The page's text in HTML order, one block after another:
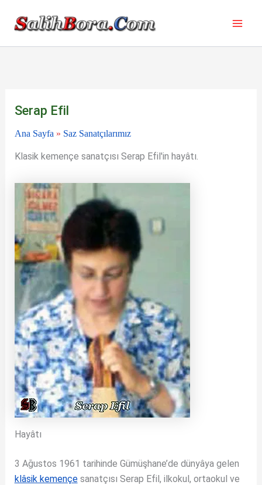
Serap Efil
Ana Sayfa » Saz Sanatçılarımız
Klasik kemençe sanatçısı Serap Efil'in hayâtı.
Hayâtı
3 Ağustos 1961 tarihinde Gümüşhane’de dünyâya gelen
klâsik kemençesanatçısı Serap Efil, ilkokul, ortaokul ve